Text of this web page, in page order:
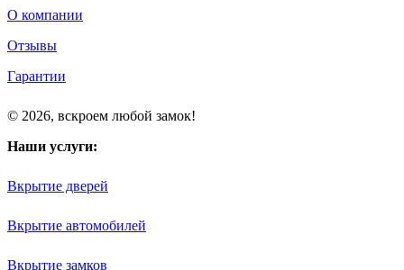
О компании
Отзывы
Гарантии
© 2026, вскроем любой замок!
Наши услуги:
Вкрытие дверей
Вкрытие автомобилей
Вкрытие замков